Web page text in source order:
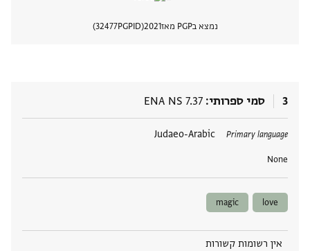
נמצא בPGP מאז 2021
PGPID
32477
3 סמי ספרותי ENA NS 7.37
Primary language
Judaeo-Arabic
None
תגים
love
magic
אין רשומות קשורות